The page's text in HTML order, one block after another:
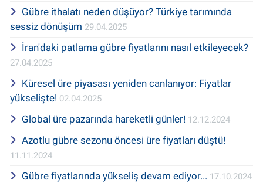
Gübre ithalatı neden düşüyor? Türkiye tarımında
sessiz dönüşüm 29.04.2025
İran'daki patlama gübre fiyatlarını nasıl etkileyecek?
27.04.2025
Küresel üre piyasası yeniden canlanıyor: Fiyatlar
yükselişte! 02.04.2025
Global üre pazarında hareketli günler! 12.12.2024
Azotlu gübre sezonu öncesi üre fiyatları düştü!
11.11.2024
Gübre fiyatlarında yükseliş devam ediyor... 17.10.2024